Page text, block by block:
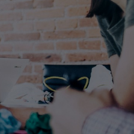
S.A
Radkowice
Opracowywanie i
robót wiertniczo-
parametrów
tym siatki otworów,